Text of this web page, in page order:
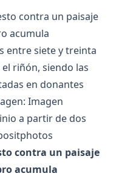
contra un paisaje
acumula